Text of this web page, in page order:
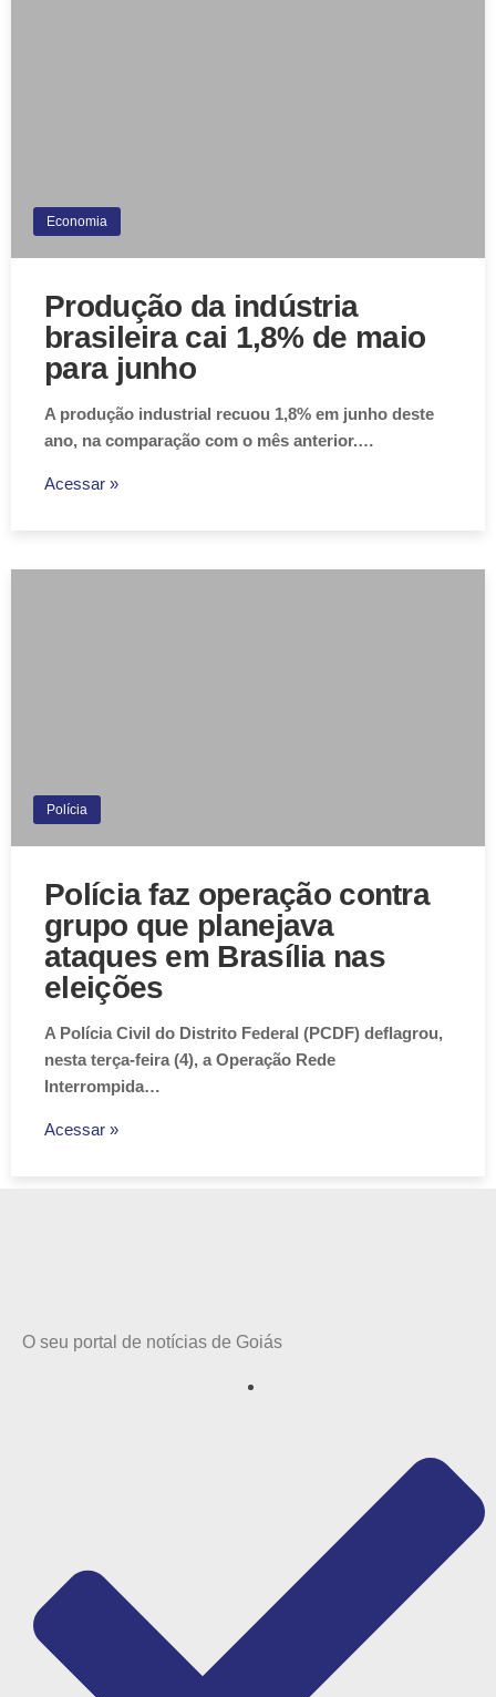
Economia
Produção da indústria
brasileira cai 1,8% de maio
para junho
A produção industrial recuou 1,8% em junho deste
ano, na comparação com o mês anterior.…
Acessar »
Polícia
Polícia faz operação contra
grupo que planejava
ataques em Brasília nas
eleições
A Polícia Civil do Distrito Federal (PCDF) deflagrou,
nesta terça-feira (4), a Operação Rede
Interrompida…
Acessar »
O seu portal de notícias de Goiás